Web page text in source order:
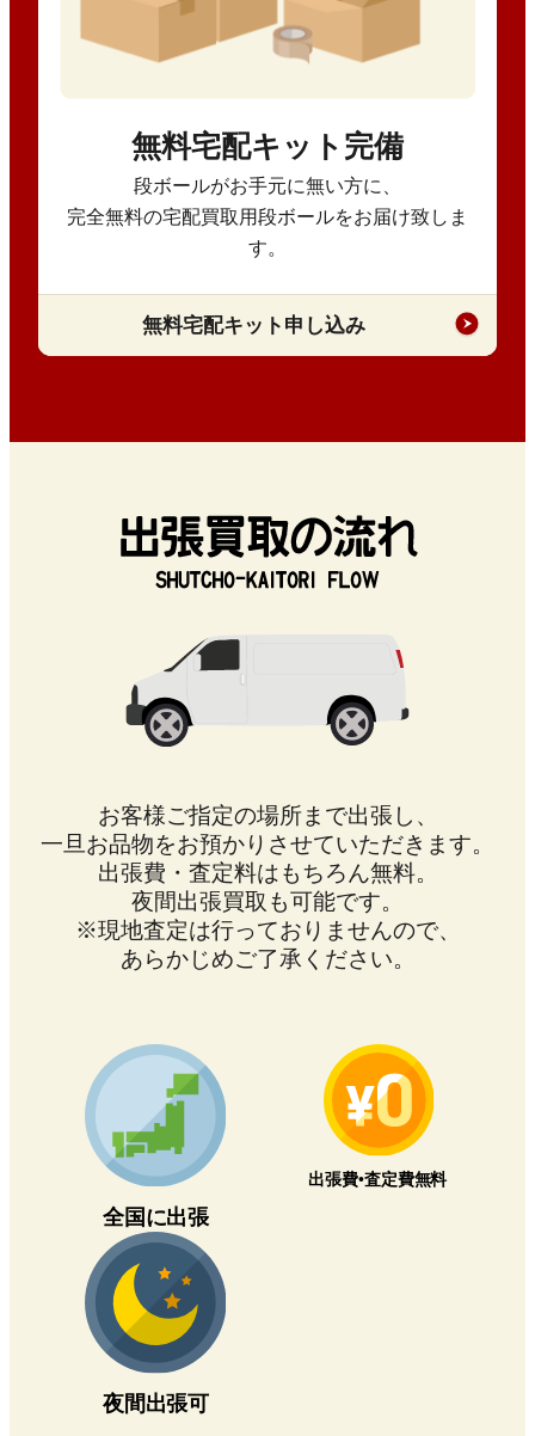
無料宅配キット完備
段ボールがお手元に無い方に、
完全無料の宅配買取用段ボールをお届け致しま
す。
無料宅配キット申し込み
お客様ご指定の場所まで出張し、
一旦お品物をお預かりさせていただきます。
出張費・査定料はもちろん無料。
夜間出張買取も可能です。
※現地査定は行っておりませんので、
あらかじめご了承ください。